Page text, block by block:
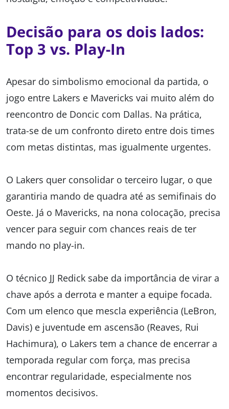
Decisão para os dois lados:
Top 3 vs. Play-In
Apesar do simbolismo emocional da partida, o
jogo entre Lakers e Mavericks vai muito além do
reencontro de Doncic com Dallas. Na prática,
trata-se de um confronto direto entre dois times
com metas distintas, mas igualmente urgentes.
O Lakers quer consolidar o terceiro lugar, o que
garantiria mando de quadra até as semifinais do
Oeste. Já o Mavericks, na nona colocação, precisa
vencer para seguir com chances reais de ter
mando no play-in.
O técnico JJ Redick sabe da importância de virar a
chave após a derrota e manter a equipe focada.
Com um elenco que mescla experiência (LeBron,
Davis) e juventude em ascensão (Reaves, Rui
Hachimura), o Lakers tem a chance de encerrar a
temporada regular com força, mas precisa
encontrar regularidade, especialmente nos
momentos decisivos.